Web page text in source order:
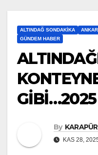
ALTINDAĞ SONDAKIKA
GÜNDEM HABER
GİBİ…2025
By
KAS 28,